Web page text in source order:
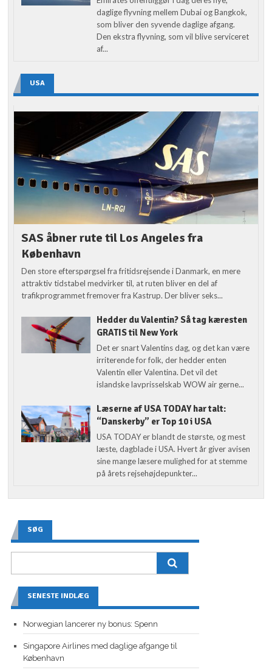
daglige flyvning mellem Dubai og Bangkok,
som bliver den syvende daglige afgang.
Den ekstra flyvning, som vil blive serviceret
af...
USA
SAS åbner rute til Los Angeles fra
København
Den store efterspørgsel fra fritidsrejsende i Danmark, en mere
attraktiv tidstabel medvirker til, at ruten bliver en del af
trafikprogrammet fremover fra Kastrup. Der bliver seks...
Hedder du Valentin? Så tag kæresten
GRATIS til New York
Det er snart Valentins dag, og det kan være
irriterende for folk, der hedder enten
Valentin eller Valentina. Det vil det
islandske lavprisselskab WOW air gerne...
Læserne af USA TODAY har talt:
“Danskerby” er Top 10 i USA
USA TODAY er blandt de største, og mest
læste, dagblade i USA. Hvert år giver avisen
sine mange læsere mulighed for at stemme
på årets rejsehøjdepunkter...
SØG
SENESTE INDLÆG
Norwegian lancerer ny bonus: Spenn
Singapore Airlines med daglige afgange til
København